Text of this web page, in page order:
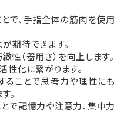
で、手指全体の筋肉を使用
期待できます。
（器用さ）を向上します。
化に繋がります。
ことで思考力や理性にも
。
で記憶力や注意力、集中力